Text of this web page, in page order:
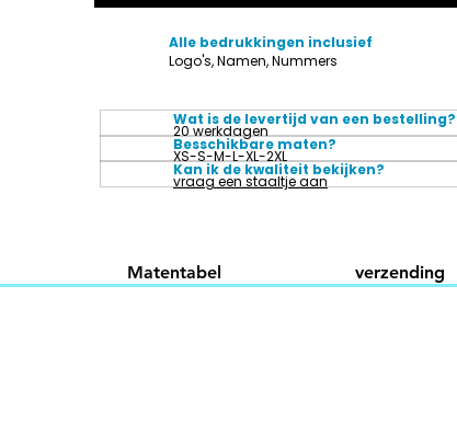
Alle bedrukkingen inclusief
Logo's, Namen, Nummers
Wat is de levertijd van een bestelling?
20 werkdagen
Besschikbare maten?
XS-S-M-L-XL-2XL
Kan ik de kwaliteit bekijken?
vraag een staaltje aan
Matentabel verzending